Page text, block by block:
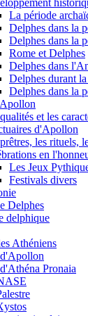
La période
Delphes dans la
Delphes dans la
Rome et Delphes
Delphes dans
Delphes durant
Delphes dans la
et les
d'Apollon
les rituels,
en
Les Jeux
Festivals divers
Delphes
delphique
Athéniens
Pronaia